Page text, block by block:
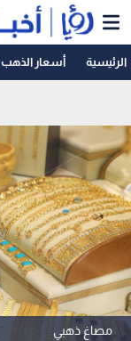
الرئيسية أسعار الذهب
مصاغ ذهبي